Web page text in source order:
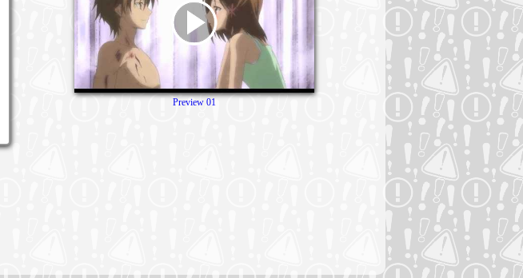
Preview 01